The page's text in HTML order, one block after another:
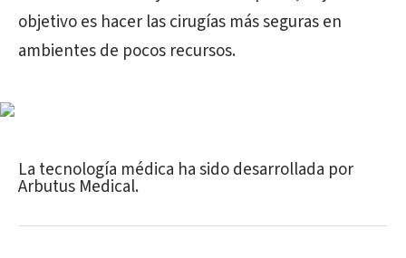
objetivo es hacer las cirugías más seguras en
ambientes de pocos recursos.
La tecnología médica ha sido desarrollada por
Arbutus Medical.